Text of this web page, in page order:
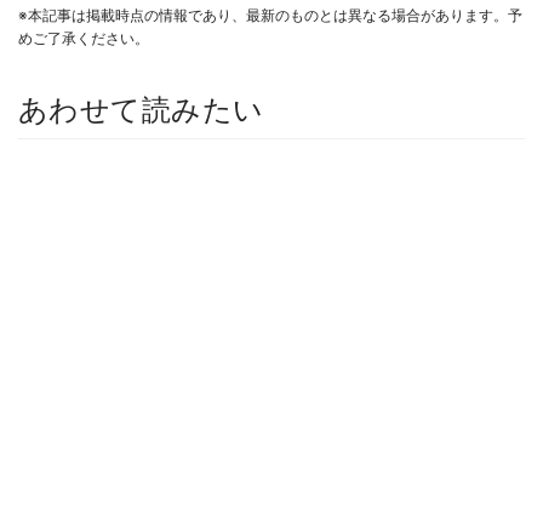
※本記事は掲載時点の情報であり、最新のものとは異なる場合があります。予
めご了承ください。
あわせて読みたい